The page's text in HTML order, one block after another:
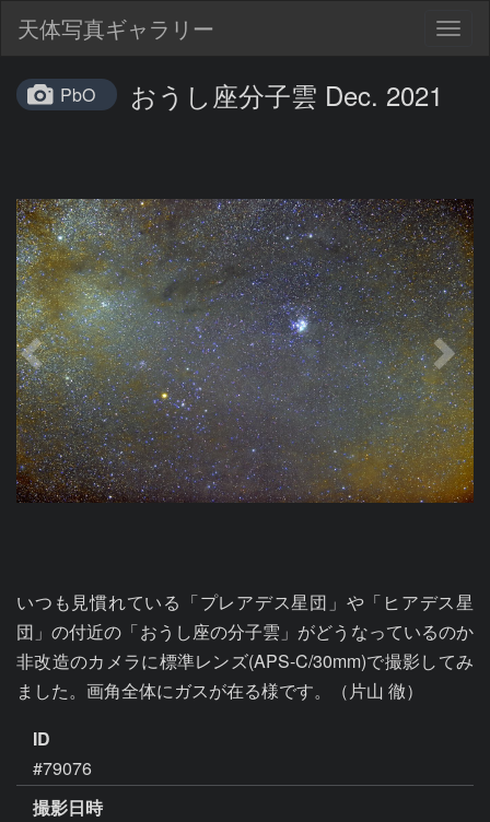
天体写真ギャラリー
PbO おうし座分子雲 Dec. 2021
いつも見慣れている「プレアデス星団」や「ヒアデス星
団」の付近の「おうし座の分子雲」がどうなっているのか
非改造のカメラに標準レンズ(APS-C/30mm)で撮影してみ
ました。画角全体にガスが在る様です。（片山 徹）
ID
#79076
撮影日時